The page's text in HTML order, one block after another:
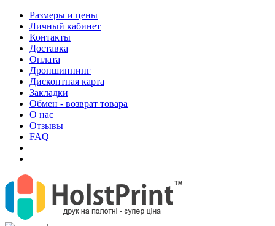
Размеры и цены
Личный кабинет
Контакты
Доставка
Оплата
Дропшиппинг
Дисконтная карта
Закладки
Обмен - возврат товара
О нас
Отзывы
FAQ